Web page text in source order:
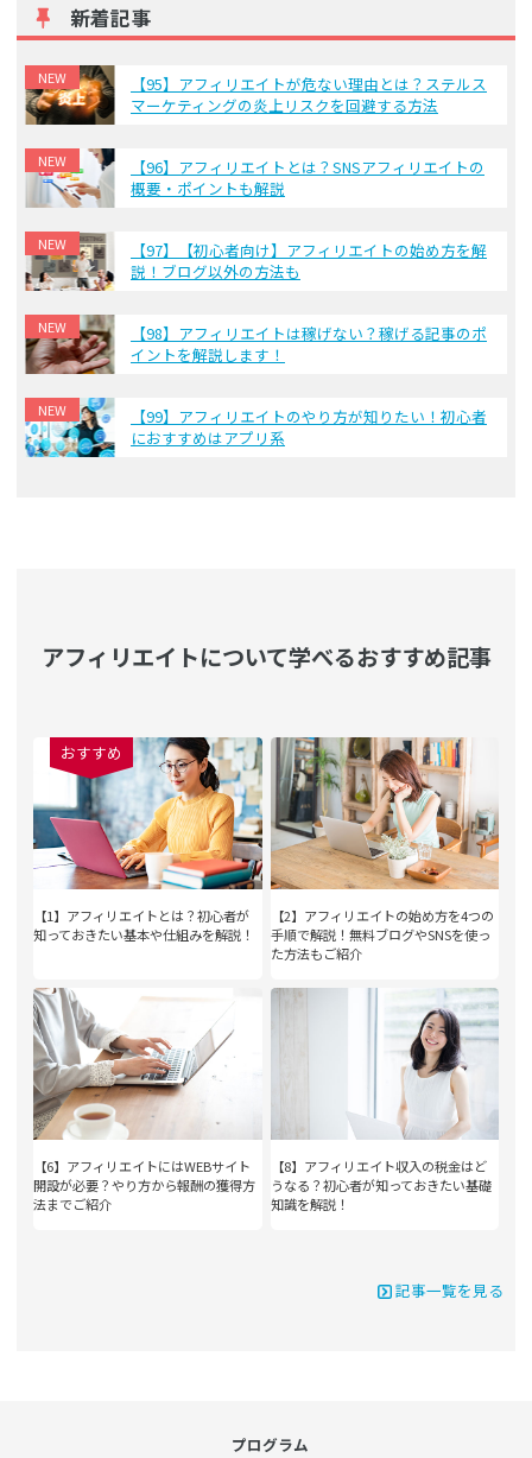
新着記事
NEW
【95】アフィリエイトが危ない理由とは？ステルス
マーケティングの炎上リスクを回避する方法
NEW
【96】アフィリエイトとは？SNSアフィリエイトの
概要・ポイントも解説
NEW
【97】【初心者向け】アフィリエイトの始め方を解
説！ブログ以外の方法も
NEW
【98】アフィリエイトは稼げない？稼げる記事のポ
イントを解説します！
NEW
【99】アフィリエイトのやり方が知りたい！初心者
におすすめはアプリ系
アフィリエイトについて学べるおすすめ記事
おすすめ
【1】アフィリエイトとは？初心者が
知っておきたい基本や仕組みを解説！
【2】アフィリエイトの始め方を4つの
手順で解説！無料ブログやSNSを使っ
た方法もご紹介
【6】アフィリエイトにはWEBサイト
開設が必要？やり方から報酬の獲得方
法までご紹介
【8】アフィリエイト収入の税金はど
うなる？初心者が知っておきたい基礎
知識を解説！
記事一覧を見る
プログラム